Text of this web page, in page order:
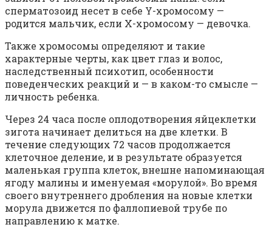
сперматозоид несет в себе Y-хромосому —
родится мальчик, если Х-хромосому — девочка.
Также хромосомы определяют и такие
характерные черты, как цвет глаз и волос,
наследственный психотип, особенности
поведенческих реакций и — в каком-то смысле —
личность ребенка.
Через 24 часа после оплодотворения яйцеклетки
зигота начинает делиться на две клетки. В
течение следующих 72 часов продолжается
клеточное деление, и в результате образуется
маленькая группа клеток, внешне напоминающая
ягоду малины и именуемая «морулой». Во время
своего внутреннего дробления на новые клетки
морула движется по фаллопиевой трубе по
направлению к матке.